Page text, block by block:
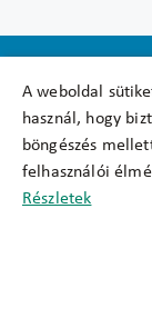
A weboldal
használ, hogy
böngészés
felhasználói
Részletek